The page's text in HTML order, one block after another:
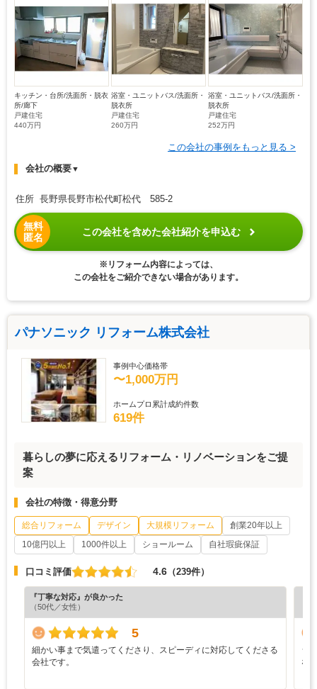
キッチン・台所/洗面所・脱衣
所/廊下
戸建住宅
440万円
浴室・ユニットバス/洗面所・
脱衣所
戸建住宅
260万円
浴室・ユニットバス/洗面所・
脱衣所
戸建住宅
252万円
この会社の事例をもっと見る >
会社の概要▼
住所 長野県長野市松代町松代 585-2
無料
匿名
この会社を含めた会社紹介を申込む
※リフォーム内容によっては、
この会社をご紹介できない場合があります。
パナソニック リフォーム株式会社
事例中心価格帯
〜1,000万円
ホームプロ累計成約件数
619件
暮らしの夢に応えるリフォーム・リノベーションをご提
案
会社の特徴・得意分野
総合リフォーム デザイン 大規模リフォーム
創業20年以上
10億円以上
1000件以上 ショールーム 自社瑕疵保証
口コミ評価 4.6 （239件）
『丁寧な対応』が良かった
（50代／女性）
5
細かい事まで気遣ってくださり、スピーディに対応してくださる
会社です。
シ
な